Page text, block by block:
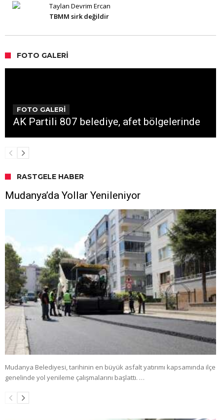
Taylan Devrim Ercan
TBMM sirk değildir
FOTO GALERI
FOTO GALERİ
AK Partili 807 belediye, afet bölgelerinde
RASTGELE HABER
Mudanya’da Yollar Yenileniyor
Mudanya Belediyesi, tarihinin en büyük asfalt yatırımı kapsamında ilçe
genelinde yol yenileme çalışmalarını başlattı. …